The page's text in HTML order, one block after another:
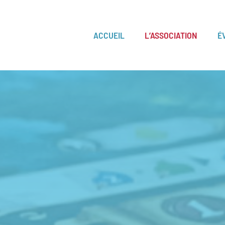
ACCUEIL L’ASSOCIATION